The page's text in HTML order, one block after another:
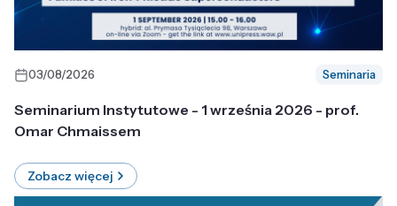
03/08/2026 Seminaria
Seminarium Instytutowe - 1 września 2026 - prof.
Omar Chmaissem
Zobacz więcej